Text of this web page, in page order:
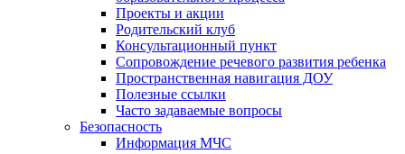
Проекты и акции
Родительский клуб
Консультационный пункт
Сопровождение речевого развития ребенка
Пространственная навигация ДОУ
Полезные ссылки
Часто задаваемые вопросы
Безопасность
Информация МЧС